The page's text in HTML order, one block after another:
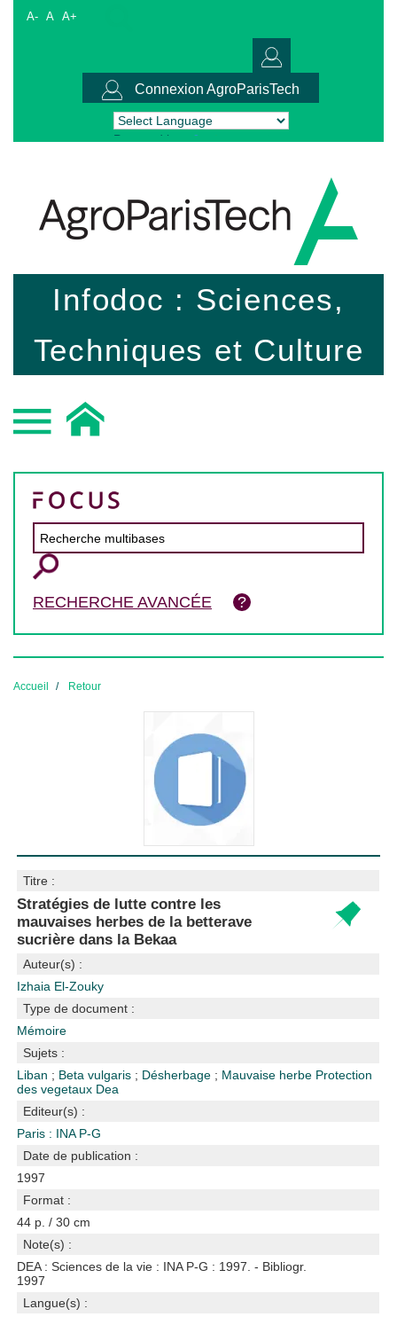
A- A A+
Connexion AgroParisTech
Powered by Translate
Infodoc : Sciences,
Techniques et Culture
RECHERCHE AVANCÉE
Accueil Retour
Titre :
Stratégies de lutte contre les
mauvaises herbes de la betterave
sucrière dans la Bekaa
Auteur(s) :
Izhaia El-Zouky
Type de document :
Mémoire
Sujets :
Liban ; Beta vulgaris ; Désherbage ; Mauvaise herbe Protection
des vegetaux Dea
Editeur(s) :
Paris : INA P-G
Date de publication :
1997
Format :
44 p. / 30 cm
Note(s) :
DEA : Sciences de la vie : INA P-G : 1997. - Bibliogr.
1997
Langue(s) :